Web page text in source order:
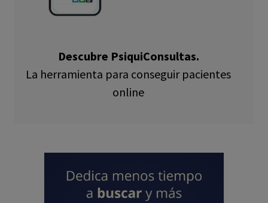
Descubre PsiquiConsultas.
La herramienta para conseguir pacientes
online